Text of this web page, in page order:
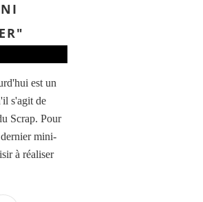
est un
s'agit de
Scrap. Pour
mini-
à réaliser